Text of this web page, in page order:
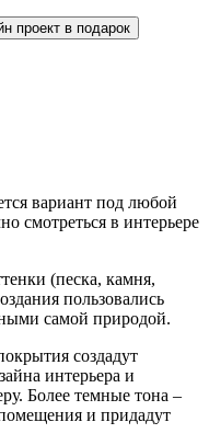
проект в подарок
вариант под любой
смотреться в интерьере
(песка, камня,
пользовались
самой природой.
создадут
интерьера и
Более темные тона –
и придадут